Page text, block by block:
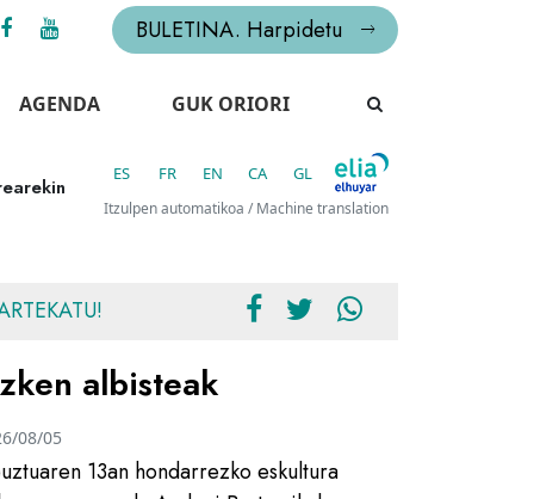
BULETINA. Harpidetu
AGENDA GUK ORIORI
ES FR EN CA GL
Itzulpen automatikoa / Machine translation
albisteak
13an hondarrezko eskultura
08/05